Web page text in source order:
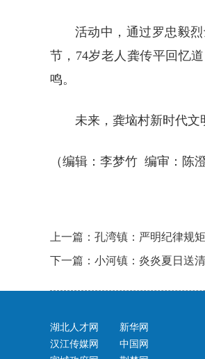
活动中，通过罗忠毅
节，74岁老人龚传平回忆
鸣。
未来，龚垴村新时代文
（编辑：李梦竹 编审：陈
上一篇：孔湾镇：严明纪律规
下一篇：小河镇：炎炎夏日送
湖北人才网
汉江传媒网
新华网
中国网